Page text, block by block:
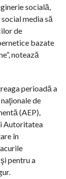
socială,
media să
de
bazate
notează
perioadă a
de
(AEP),
Autoritatea
în
pentru a